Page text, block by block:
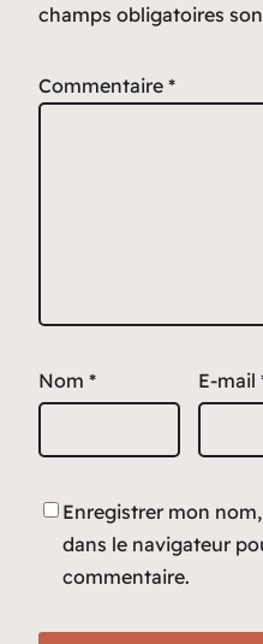
champs obligatoires
Commentaire *
Nom * E-mail
Enregistrer mon
dans le navigateur
commentaire.